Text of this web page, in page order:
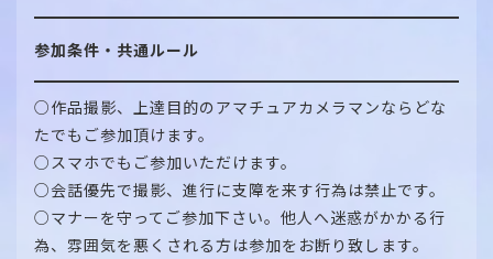
参加条件・共通ルール
○作品撮影、上達目的のアマチュアカメラマンならどな
たでもご参加頂けます。
○スマホでもご参加いただけます。
○会話優先で撮影、進行に支障を来す行為は禁止です。
○マナーを守ってご参加下さい。他人へ迷惑がかかる行
為、雰囲気を悪くされる方は参加をお断り致します。